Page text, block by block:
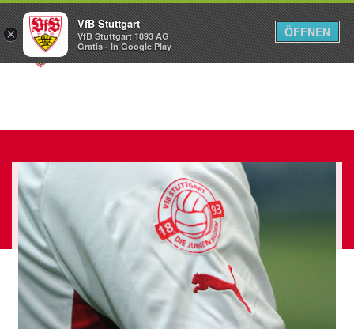
Menü
×
VfB Stuttgart
VfB Stuttgart 1893 AG
Gratis - In Google Play
ÖFFNEN